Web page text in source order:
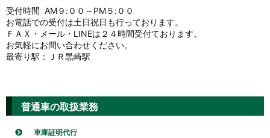
受付時間 AM９:００～PM５:００
お電話での受付は土日祝日も行っております。
ＦＡＸ・メール・LINEは２４時間受付ております。
お気軽にお問い合わせください。
最寄り駅：ＪＲ黒崎駅
普通車の取扱業務
車庫証明代行